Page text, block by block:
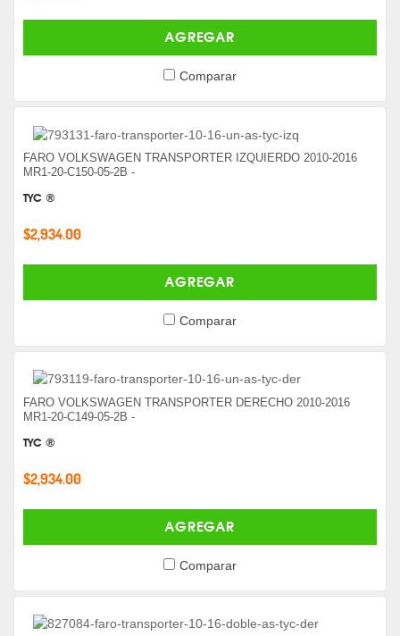
AGREGAR
Comparar
FARO VOLKSWAGEN TRANSPORTER IZQUIERDO 2010-2016
MR1-20-C150-05-2B -
TYC ®
$2,934.00
AGREGAR
Comparar
FARO VOLKSWAGEN TRANSPORTER DERECHO 2010-2016
MR1-20-C149-05-2B -
TYC ®
$2,934.00
AGREGAR
Comparar